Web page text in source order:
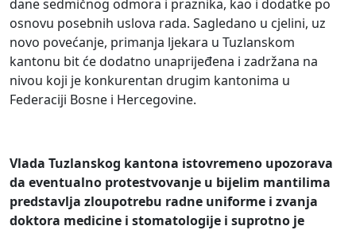
dane sedmičnog odmora i praznika, kao i dodatke po
osnovu posebnih uslova rada. Sagledano u cjelini, uz
novo povećanje, primanja ljekara u Tuzlanskom
kantonu bit će dodatno unaprijeđena i zadržana na
nivou koji je konkurentan drugim kantonima u
Federaciji Bosne i Hercegovine.
Vlada Tuzlanskog kantona istovremeno upozorava
da eventualno protestvovanje u bijelim mantilima
predstavlja zloupotrebu radne uniforme i zvanja
doktora medicine i stomatologije i suprotno je